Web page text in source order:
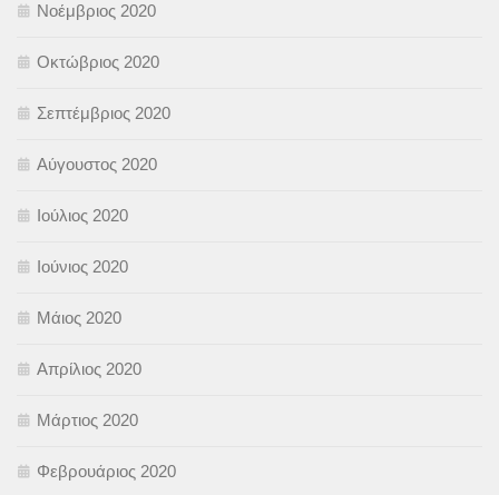
Νοέμβριος 2020
Οκτώβριος 2020
Σεπτέμβριος 2020
Αύγουστος 2020
Ιούλιος 2020
Ιούνιος 2020
Μάιος 2020
Απρίλιος 2020
Μάρτιος 2020
Φεβρουάριος 2020